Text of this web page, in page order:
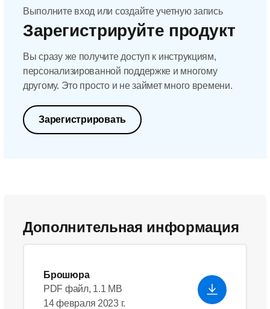
Выполните вход или создайте учетную запись
Зарегистрируйте продукт
Вы сразу же получите доступ к инструкциям,
персонализированной поддержке и многому
другому. Это просто и не займет много времени.
Зарегистрировать
Дополнительная информация
Брошюра
PDF файл, 1.1 MB
14 февраля 2023 г.